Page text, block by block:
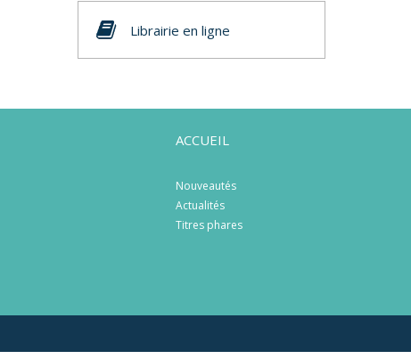
Librairie en ligne
ACCUEIL
Nouveautés
Actualités
Titres phares